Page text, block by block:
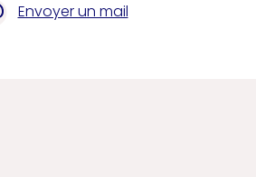
Envoyer un mail